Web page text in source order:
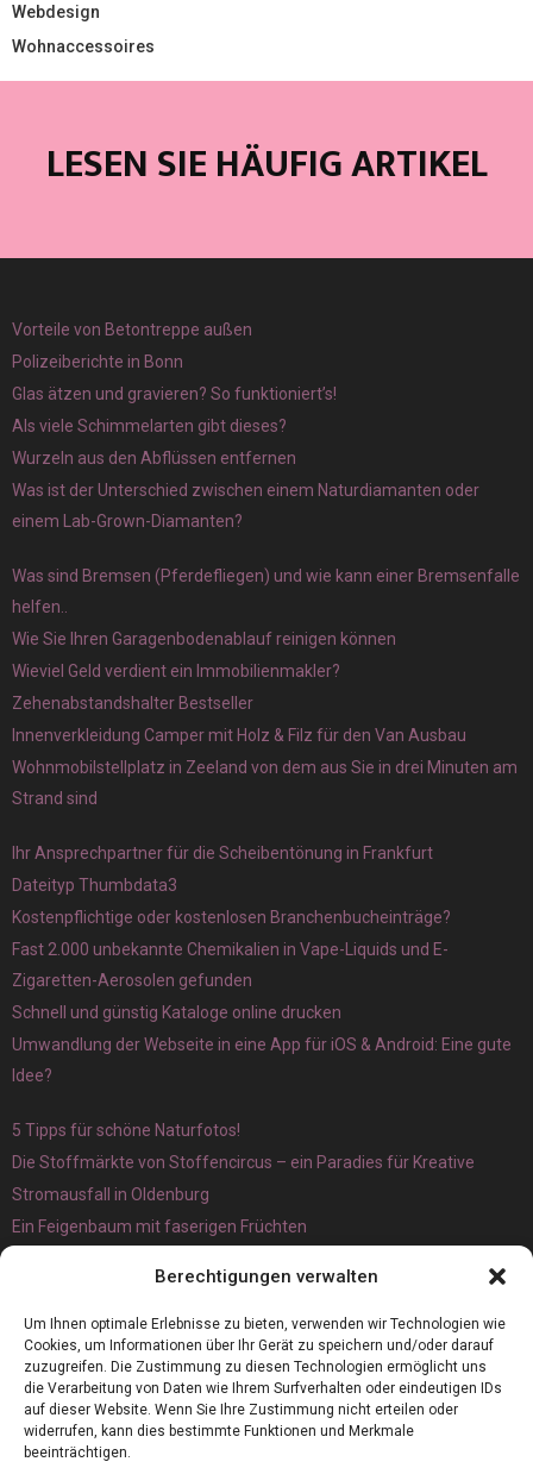
Berechtigungen verwalten
Um Ihnen optimale Erlebnisse zu bieten, verwenden wir Technologien wie
Cookies, um Informationen über Ihr Gerät zu speichern und/oder darauf
zuzugreifen. Die Zustimmung zu diesen Technologien ermöglicht uns
die Verarbeitung von Daten wie Ihrem Surfverhalten oder eindeutigen IDs
auf dieser Website. Wenn Sie Ihre Zustimmung nicht erteilen oder
widerrufen, kann dies bestimmte Funktionen und Merkmale
beeinträchtigen.
Webdesign
Wohnaccessoires
LESEN SIE HÄUFIG ARTIKEL
Vorteile von Betontreppe außen
Polizeiberichte in Bonn
Glas ätzen und gravieren? So funktioniert’s!
Als viele Schimmelarten gibt dieses?
Wurzeln aus den Abflüssen entfernen
Was ist der Unterschied zwischen einem Naturdiamanten oder
einem Lab-Grown-Diamanten?
Was sind Bremsen (Pferdefliegen) und wie kann einer Bremsenfalle
helfen..
Wie Sie Ihren Garagenbodenablauf reinigen können
Wieviel Geld verdient ein Immobilienmakler?
Zehenabstandshalter Bestseller
Innenverkleidung Camper mit Holz & Filz für den Van Ausbau
Wohnmobilstellplatz in Zeeland von dem aus Sie in drei Minuten am
Strand sind
Ihr Ansprechpartner für die Scheibentönung in Frankfurt
Dateityp Thumbdata3
Kostenpflichtige oder kostenlosen Branchenbucheinträge?
Fast 2.000 unbekannte Chemikalien in Vape-Liquids und E-
Zigaretten-Aerosolen gefunden
Schnell und günstig Kataloge online drucken
Umwandlung der Webseite in eine App für iOS & Android: Eine gute
Idee?
5 Tipps für schöne Naturfotos!
Die Stoffmärkte von Stoffencircus – ein Paradies für Kreative
Stromausfall in Oldenburg
Ein Feigenbaum mit faserigen Früchten
Magnetangeln